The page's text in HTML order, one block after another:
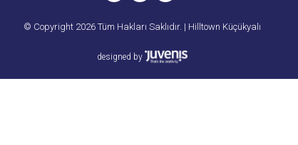
© Copyright 2026 Tüm Hakları Saklıdır. | Hilltown Küçükyalı
designed by